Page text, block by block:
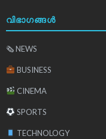
വിഭാഗങ്ങൾ
🗞 NEWS
BUSINESS
CINEMA
SPORTS
TECHNOLOGY